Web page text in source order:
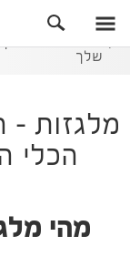
מאמרים
מלגזות –
שלך
מלגזות
הכלי
מהי